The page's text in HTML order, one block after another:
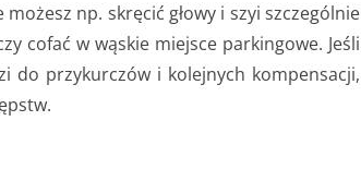
np. skręcić głowy i szyi szczególnie
cofać w wąskie miejsce parkingowe. Jeśli
do przykurczów i kolejnych kompensacji,